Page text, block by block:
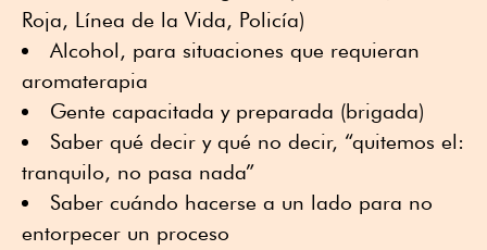
Roja, Línea de la Vida, Policía)
Alcohol, para situaciones que requieran
aromaterapia
Gente capacitada y preparada (brigada)
Saber qué decir y qué no decir, “quitemos el:
tranquilo, no pasa nada”
Saber cuándo hacerse a un lado para no
entorpecer un proceso